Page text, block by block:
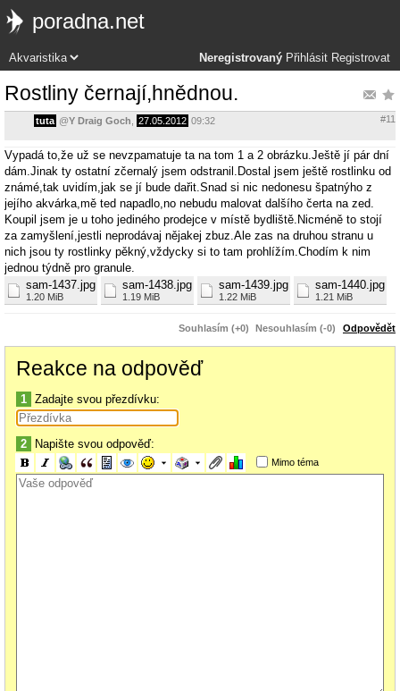
poradna.net
Neregistrovaný Přihlásit Registrovat
Rostliny černají,hnědnou.
tuta @Y Draig Goch 27.05.2012 09:32 #11
Vypadá to,že už se nevzpamatuje ta na tom 1 a 2 obrázku.Ještě jí pár dní
dám.Jinak ty ostatní zčernalý jsem odstranil.Dostal jsem ještě rostlinku od
známé,tak uvidím,jak se jí bude dařit.Snad si nic nedonesu špatnýho z
jejího akvárka,mě ted napadlo,no nebudu malovat dalšího čerta na zed.
Koupil jsem je u toho jediného prodejce v místě bydliště.Nicméně to stojí
za zamyšlení,jestli neprodávaj nějakej zbuz.Ale zas na druhou stranu u
nich jsou ty rostlinky pěkný,vždycky si to tam prohlížím.Chodím k nim
jednou týdně pro granule.
sam-1437.jpg
1.20 MiB
sam-1438.jpg
1.19 MiB
sam-1439.jpg
1.22 MiB
sam-1440.jpg
1.21 MiB
Souhlasím (+0) Nesouhlasím (-0) Odpovědět
Reakce na odpověď
1 Zadajte svou přezdívku:
2 Napište svou odpověď:
Mimo téma